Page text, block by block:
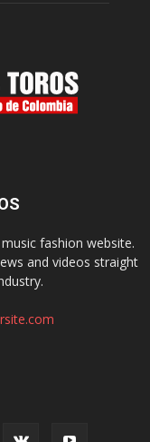
fashion website.
and videos straight